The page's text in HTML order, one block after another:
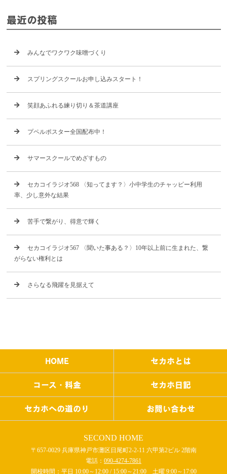
最近の投稿
みんなでワクワク味噌づくり
スプリングスクールお申し込みスタート！
笑顔あふれる練り切り＆茶道講座
プペルポスター全国配布中！
サマースクールでめざすもの
セカコイラジオ568 〈知ってます？〉小中学生のチャッピー利用
率、少し意外な結果
苦手で繋がり、得意で輝く
セカコイラジオ567 〈聞いた事ある？〉10年以上前に生まれた、繋
がらない権利とは
さらなる飛躍を見据えて
HOME セカホとは
コース・料金 セカホ日記
セカホへの道のり お問い合わせ
SECOND HOME
〒657-0029 兵庫県神戸市灘区日尾町2-2-11 六甲第2ビル 2階南
電話： 090-4274-7861
開校時間：平日 10:00～12:00 / 15:00～21:00 土曜 9:00～17:00